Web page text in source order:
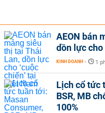
AEON bán
dồn lực cho
KINH DOANH - 1
Lịch cổ tức
BSR, MB
100%